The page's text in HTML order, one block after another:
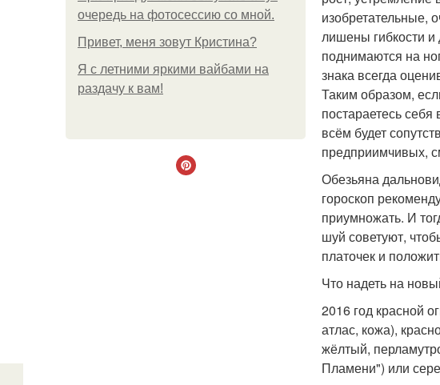
очередь на фотосессию со мной.
Привет, меня зовут Кристина?
Я с летними яркими вайбами на
раздачу к вам!
изобретательные,
лишены гибкости
поднимаются на
знака всегда
Таким образом,
постараетесь
всём будет
предприимчивых,
Обезьяна
гороскоп
приумножать. И
шуй советуют,
платочек и
Что надеть на
2016 год красной
атлас, кожа),
жёлтый,
Пламени") или